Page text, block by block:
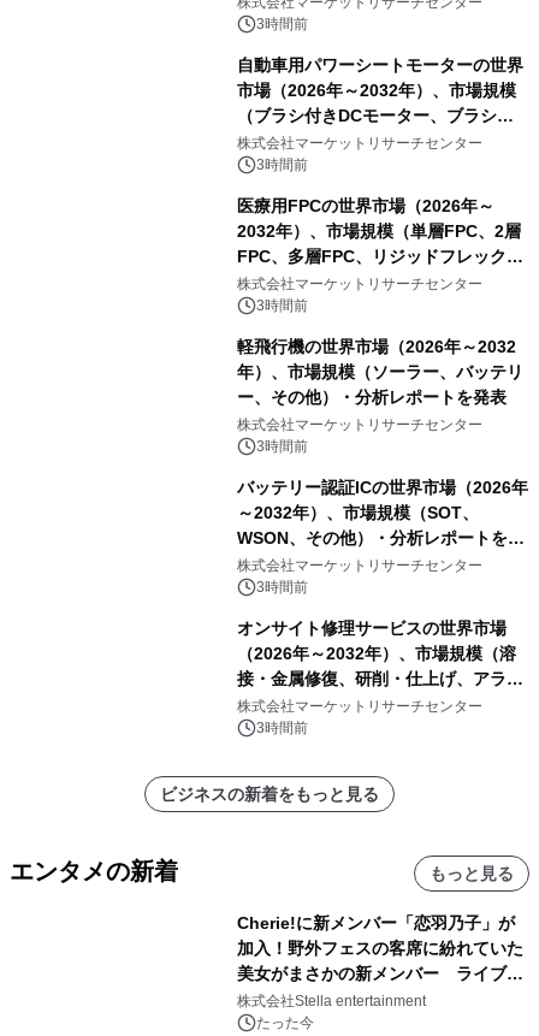
3時間前
自動車用パワーシートモーターの世界
市場（2026年～2032年）、市場規模
（ブラシ付きDCモーター、ブラシレ
スDCモーター）・分析レポートを発
表
株式会社マーケットリサーチセンター
3時間前
医療用FPCの世界市場（2026年～
2032年）、市場規模（単層FPC、2層
FPC、多層FPC、リジッドフレックス
PCB）・分析レポートを発表
株式会社マーケットリサーチセンター
3時間前
軽飛行機の世界市場（2026年～2032
年）、市場規模（ソーラー、バッテリ
ー、その他）・分析レポートを発表
株式会社マーケットリサーチセンター
3時間前
バッテリー認証ICの世界市場（2026年
～2032年）、市場規模（SOT、
WSON、その他）・分析レポートを発
表
株式会社マーケットリサーチセンター
3時間前
オンサイト修理サービスの世界市場
（2026年～2032年）、市場規模（溶
接・金属修復、研削・仕上げ、アライ
メント、その他）・分析レポートを発
表
株式会社マーケットリサーチセンター
3時間前
ビジネスの新着をもっと見る
エンタメの新着 もっと見る
Cherie!に新メンバー「恋羽乃子」が
加入！野外フェスの客席に紛れていた
美女がまさかの新メンバー ライブ中
のサプライズ発表に会場騒然
株式会社Stella entertainment
たった今